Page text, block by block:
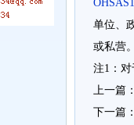
单位、
或私营。
注1：
上一篇：
下一篇：